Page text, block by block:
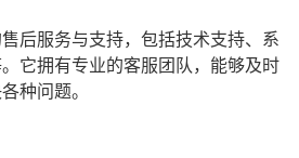
后服务与支持，包括技术支持、系
它拥有专业的客服团队，能够及时
种问题。